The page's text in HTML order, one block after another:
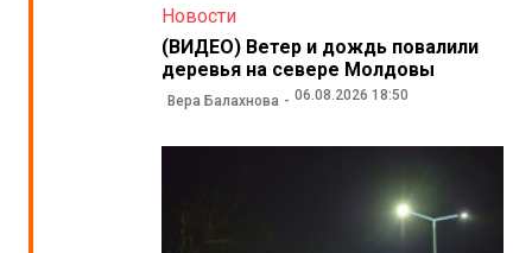
Новости
(ВИДЕО) Ветер и дождь повалили
деревья на севере Молдовы
Вера Балахнова 06.08.2026 18:50